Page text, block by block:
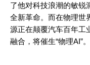
了他对科技浪潮的敏锐
全新革命。而在物理世
源正在颠覆汽车百年工
融合，将催生“物理AI”。